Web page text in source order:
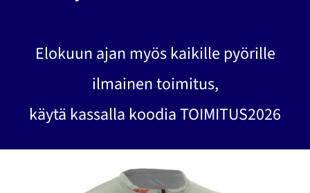
Elokuun ajan myös kaikille pyörille
ilmainen toimitus,
käytä kassalla koodia TOIMITUS2026